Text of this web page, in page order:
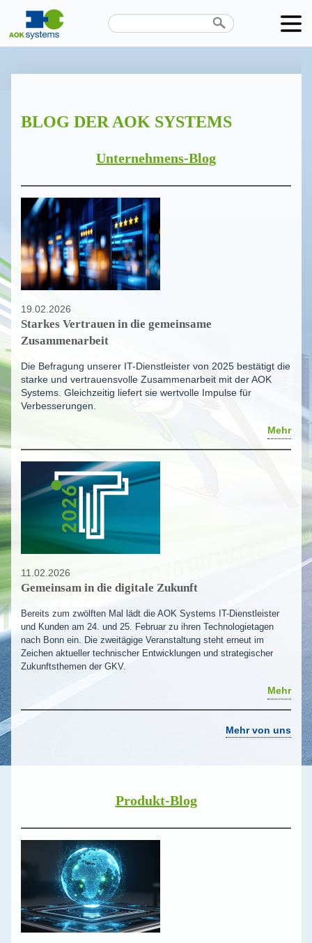
BLOG DER AOK SYSTEMS
Unternehmens-Blog
19.02.2026
Starkes Vertrauen in die gemeinsame
Zusammenarbeit
Die Befragung unserer IT-Dienstleister von 2025 bestätigt die
starke und vertrauensvolle Zusammenarbeit mit der AOK
Systems. Gleichzeitig liefert sie wertvolle Impulse für
Verbesserungen.
Mehr
11.02.2026
Gemeinsam in die digitale Zukunft
Bereits zum zwölften Mal lädt die AOK Systems IT-Dienstleister
und Kunden am 24. und 25. Februar zu ihren Technologietagen
nach Bonn ein. Die zweitägige Veranstaltung steht erneut im
Zeichen aktueller technischer Entwicklungen und strategischer
Zukunftsthemen der GKV.
Mehr
Mehr von uns
Produkt-Blog
Karriere
Termine
Kontakt
Datenschutz